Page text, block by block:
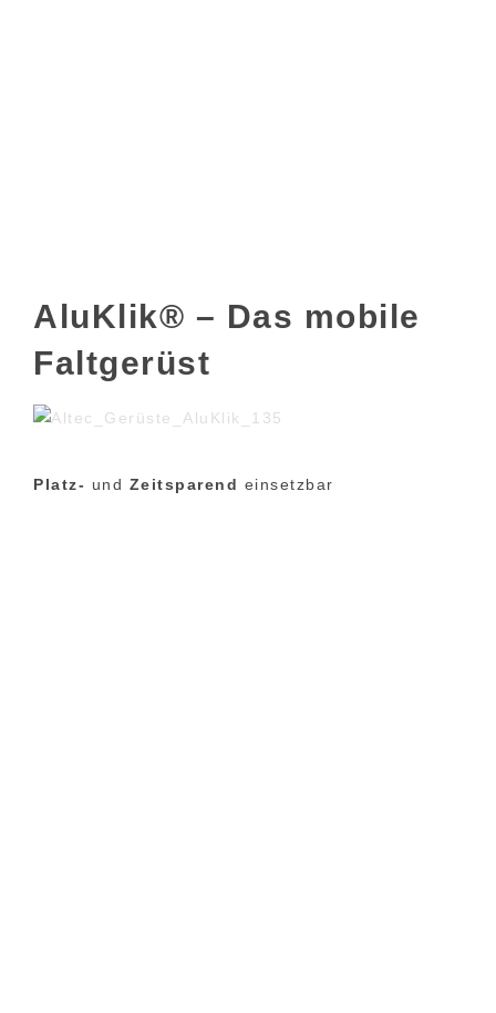
AluKlik® – Das mobile
Faltgerüst
Platz- und Zeitsparend einsetzbar